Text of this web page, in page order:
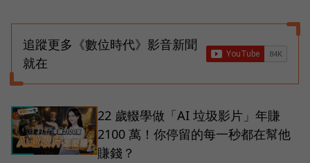
追蹤更多《數位時代》影音新聞
就在
22 歲輟學做「AI 垃圾影片」年賺
2100 萬！你停留的每一秒都在幫他
賺錢？